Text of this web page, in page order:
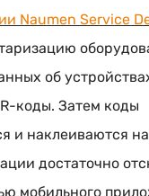
Naumen Service
об
коды. Затем коды
и наклеиваются на
достаточно
мобильного